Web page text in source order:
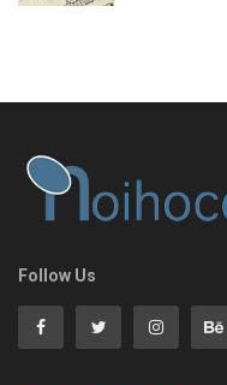
Follow Us